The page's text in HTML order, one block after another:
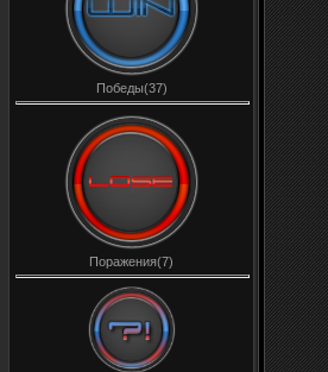
Победы(37)
Поражения(7)